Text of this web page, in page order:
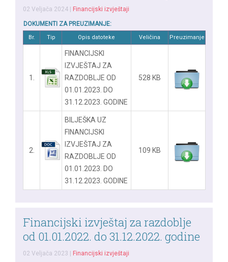
02 Veljača 2024 Financijski izvještaji
DOKUMENTI ZA PREUZIMANJE:
Br. Tip Opis datoteke Veličina Preuzimanje
1.
FINANCIJSKI
IZVJEŠTAJ ZA
RAZDOBLJE OD
01.01.2023. DO
31.12.2023. GODINE
528 KB
2.
BILJEŠKA UZ
FINANCIJSKI
IZVJEŠTAJ ZA
RAZDOBLJE OD
01.01.2023. DO
31.12.2023. GODINE
109 KB
Financijski izvještaj za razdoblje
od 01.01.2022. do 31.12.2022. godine
02 Veljača 2023 Financijski izvještaji